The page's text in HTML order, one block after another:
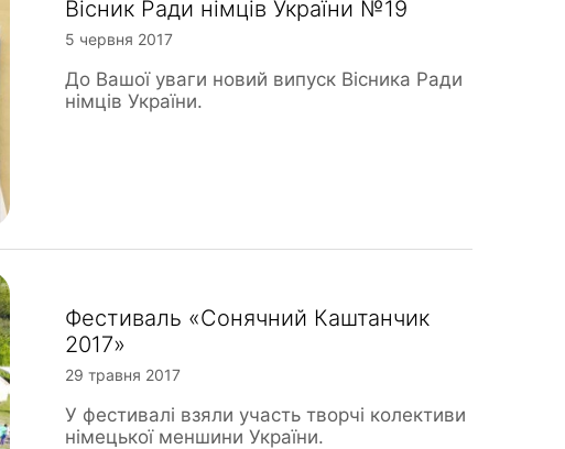
Вісник Ради німців України №19
5 червня 2017
До Вашої уваги новий випуск Вісника Ради
німців України.
Фестиваль «Сонячний Каштанчик
2017»
29 травня 2017
У фестивалі взяли участь творчі колективи
німецької меншини України.